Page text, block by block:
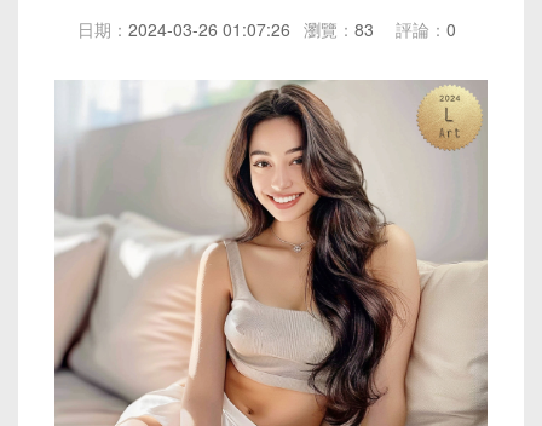
日期： 2024-03-26 01:07:26 瀏覽： 83 評論： 0